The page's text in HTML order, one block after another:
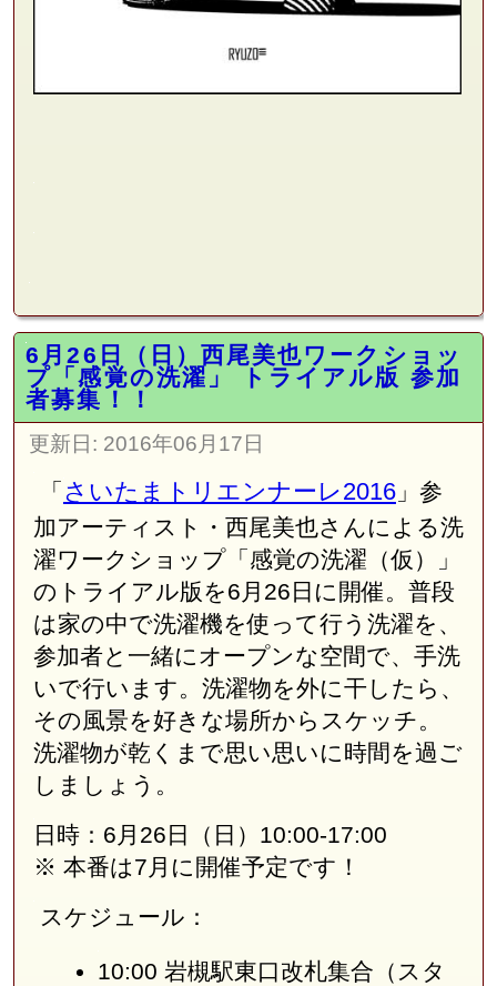
6月26日（日）西尾美也ワークショッ
プ「感覚の洗濯」 トライアル版 参加
者募集！！
更新日: 2016年06月17日
「 さいたまトリエンナーレ2016」参
加アーティスト・西尾美也さんによる洗
濯ワークショップ「感覚の洗濯（仮）」
のトライアル版を6 月 26 日に開催。普段
は家の中で洗濯機を使って行う洗濯を、
参加者と一緒にオープンな空間で、手洗
いで行います。洗濯物を外に干したら、
その風景を好きな場所からスケッチ。
洗濯物が乾くまで思い思いに時間を過ご
しましょう。
日時： 6 月 26 日（日） 10:00-17:00
※ 本番は7 月に開催予定です！
スケジュール：
10:00 岩槻駅東口改札集合（スタ